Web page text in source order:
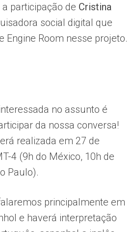
participação de Cristina
social digital que
Engine Room nesse projeto.
no assunto é
da nossa conversa!
realizada em 27 de
4 (9h do México, 10h de
Paulo).
principalmente em
e haverá interpretação